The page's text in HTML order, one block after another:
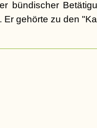
bündischer
gehörte zu den